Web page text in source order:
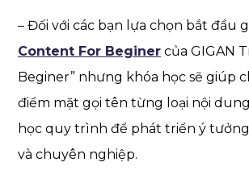
– Đối với các bạn lựa chọn bắt đầu
Content For Beginer của GIGAN
Beginer” nhưng khóa học sẽ giúp
điểm mặt gọi tên từng loại nội
học quy trình để phát triển ý
và chuyên nghiệp.